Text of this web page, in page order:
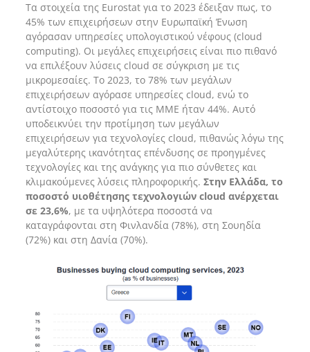
Τα στοιχεία της Eurostat για το 2023 έδειξαν πως, το
45% των επιχειρήσεων στην Ευρωπαϊκή Ένωση
αγόρασαν υπηρεσίες υπολογιστικού νέφους (cloud
computing). Οι μεγάλες επιχειρήσεις είναι πιο πιθανό
να επιλέξουν λύσεις cloud σε σύγκριση με τις
μικρομεσαίες. Το 2023, το 78% των μεγάλων
επιχειρήσεων αγόρασε υπηρεσίες cloud, ενώ το
αντίστοιχο ποσοστό για τις ΜΜΕ ήταν 44%. Αυτό
υποδεικνύει την προτίμηση των μεγάλων
επιχειρήσεων για τεχνολογίες cloud, πιθανώς λόγω της
μεγαλύτερης ικανότητας επένδυσης σε προηγμένες
τεχνολογίες και της ανάγκης για πιο σύνθετες και
κλιμακούμενες λύσεις πληροφορικής. Στην Ελλάδα, το
ποσοστό υιοθέτησης τεχνολογιών cloud ανέρχεται
σε 23,6%, με τα υψηλότερα ποσοστά να
καταγράφονται στη Φινλανδία (78%), στη Σουηδία
(72%) και στη Δανία (70%).